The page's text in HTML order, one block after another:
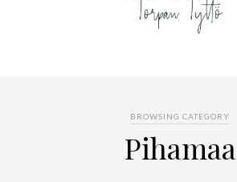
BROWSING CATEGORY
Pihamaa